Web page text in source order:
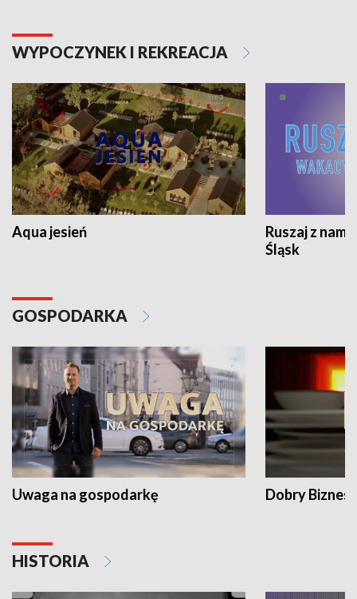
WYPOCZYNEK I REKREACJA
Aqua jesień
Ruszaj z
Śląsk
GOSPODARKA
Uwaga na gospodarkę Dobry Biznes
HISTORIA